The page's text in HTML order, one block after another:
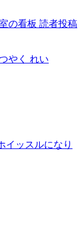
の看板 読者投稿
やく れい
イッスルになり